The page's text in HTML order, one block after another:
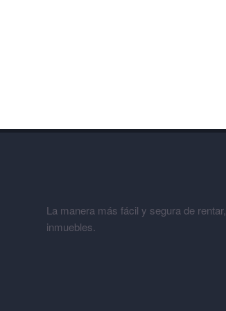
La manera más fácil y segura de
inmuebles.